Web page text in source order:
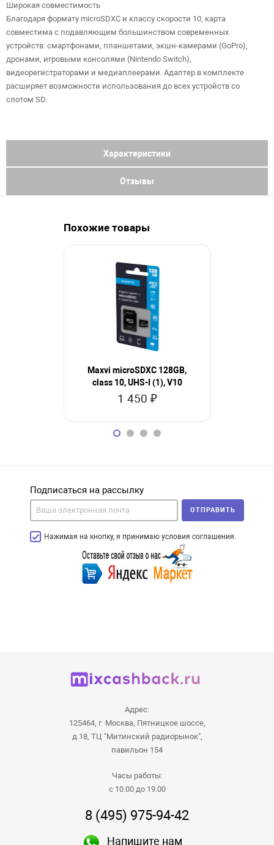
Широкая совместимость
Благодаря формату microSDXC и классу скорости 10, карта
совместима с подавляющим большинством современных
устройств: смартфонами, планшетами, экшн-камерами (GoPro),
дронами, игровыми консолями (Nintendo Switch),
видеорегистраторами и медиаплеерами. Адаптер в комплекте
расширяет возможности использования до всех устройств со
слотом SD.
Характеристики
Отзывы
Похожие товары
Maxvi microSDXC 128GB,
class 10, UHS-I (1), V10
1 450 ₽
Подписаться на рассылку
Нажимая на кнопку, я принимаю условия соглашения.
ОТПРАВИТЬ
Адрес:
125464, г. Москва, Пятницкое шоссе,
д.18, ТЦ "Митинский радиорынок",
павильон 154
Часы работы:
с 10.00 до 19.00
8 (495) 975-94-42
Напишите нам